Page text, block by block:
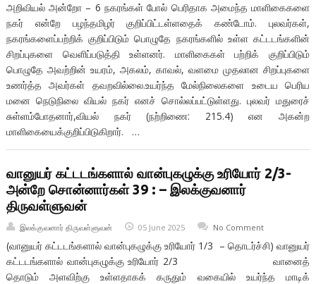
அறிவியல் அன்றோ – 6 நகரங்கள் போல் பெரிதாக அமைந்த மாளிகைகளை
நகர் என்றே பழந்தமிழர் குறிப்பிட்டள்ளதைக் கண்டோம். புலவர்கள்,
நகரங்களைப்பற்றிக் குறிப்பிடும் பொழுதே நகரங்களில் உள்ள கட்டடங்களின்
சிறப்புகளை வெளிப்படுத்தி உள்ளனர். மாளிகைகள் பற்றிக் குறிப்பிடும்
பொழுதே அவற்றின் உயரம், அகலம், காவல், வளமை முதலான சிறப்புகளை
உணர்த்த அவர்கள் தவறவில்லை.உயர்ந்த மேல்நிலைகளை உடைய பெரிய
மனை நெடுநிலை வியல் நகர் எனச் சொல்லப்பட்டுள்ளது. புலவர் மதுரைச்
சுள்ளம்போதனார்,வியல் நகர் (நற்றிணை: 215.4) என அகன்ற
மாளிகையைக்குறிப்பிடுகிறார். …
வானுயர் கட்டடங்களால் வான்புகழுக்கு உரியோர் 2/3-
அன்றே சொன்னார்கள் 39 : – இலக்குவனார்
திருவள்ளுவன்
இலக்குவனார் திருவள்ளுவன் 05 June 2025 No Comment
(வானுயர் கட்டடங்களால் வான்புகழுக்கு உரியோர் 1/3 – தொடர்ச்சி) வானுயர்
கட்டடங்களால் வான்புகழுக்கு உரியோர் 2/3 வானைத்
தொடும் அளவிற்கு உள்ளதாகக் கருதும் வகையில் உயர்ந்த மாடிக்